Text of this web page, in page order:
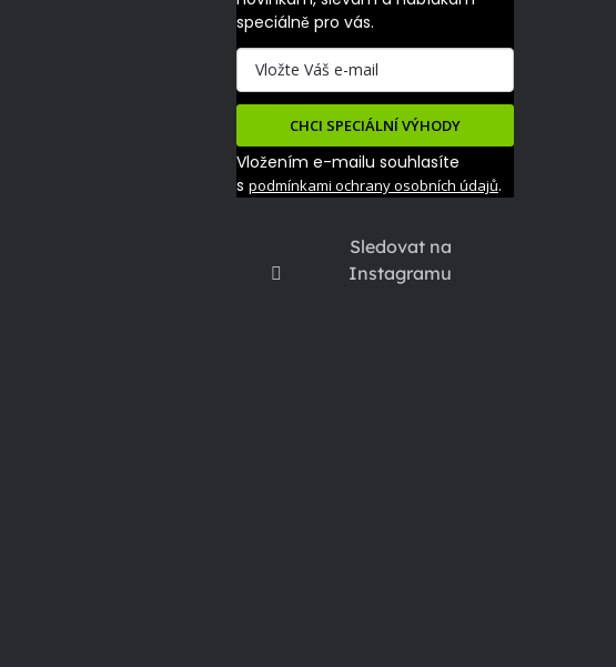
Sledovat na
Instagramu
speciálně pro vás.
CHCI SPECIÁLNÍ VÝHODY
Vložením e-mailu souhlasíte
s podmínkami ochrany osobních údajů.